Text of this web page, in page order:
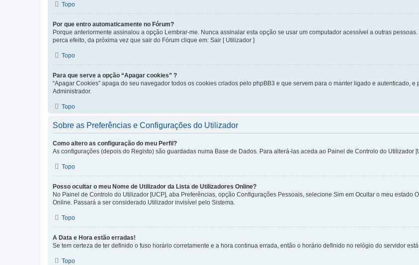
Topo
Por que entro automaticamente no Fórum?
Porque anteriormente assinalou a opção Lembrar-me. Nunca assinalar esta opção se usar um computador acessível a outras
perca efeito, da próxima vez que sair do Fórum clique em: Sair [ Utilizador ]
Topo
Para que serve a opção “Apagar cookies” ?
“Apagar Cookies” apaga do seu navegador todos os cookies criados pelo phpBB3 e que servem para o manter ligado e autenticado,
Administrador.
Topo
Sobre as Preferências e Configurações do Utilizador
Como altero as configuração do meu Perfil?
As configurações (depois do Registo) são guardadas numa Base de Dados. Para alterá-las aceda ao Painel de Controlo do Utilizador
Topo
Posso ocultar o meu Nome de Utilizador da Lista de Utilizadores Online?
No Painel de Controlo do Utilizador [UCP], aba Preferências, opção Configurações Pessoais, selecione Sim em Ocultar o meu estado
Online. Passará a ser considerado Utilizador invisível pelo Sistema.
Topo
A Data e Hora estão erradas!
Se tem certeza de ter definido o fuso horário corretamente e a hora continua errada, então o horário definido no relógio do servidor
Topo